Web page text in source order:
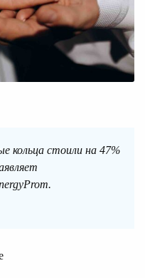
кольца стоили на 47%